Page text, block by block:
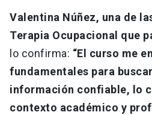
Valentina Núñez, una de
Terapia Ocupacional que
lo confirma: “El curso me
fundamentales para
información confiable, lo
contexto académico y